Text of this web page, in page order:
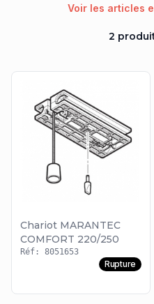
Voir les articles
2
Chariot MARANTEC
COMFORT 220/250
Réf: 8051653
Rupture